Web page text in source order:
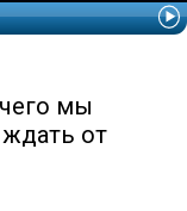
мы
от